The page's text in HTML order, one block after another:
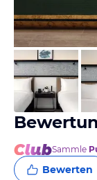
von Expedia
Sammle
Bewerten